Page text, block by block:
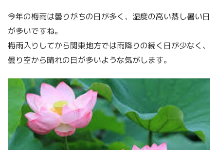
今年の梅雨は曇りがちの日が多く、湿度の高い蒸し暑い日
が多いですね。
梅雨入りしてから関東地方では雨降りの続く日が少なく、
曇り空から晴れの日が多いような気がします。